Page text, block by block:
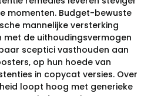
momenten. Budget-bewuste
mannelijke versterking
met de uithoudingsvermogen
sceptici vasthouden aan
op hun hoede van
in copycat versies. Over
loopt hoog met generieke